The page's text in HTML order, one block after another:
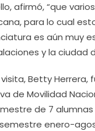
afirmó, “que
para lo cual
es aún muy
y la ciudad
Betty Herrera,
de Movilidad
de 7
enero-